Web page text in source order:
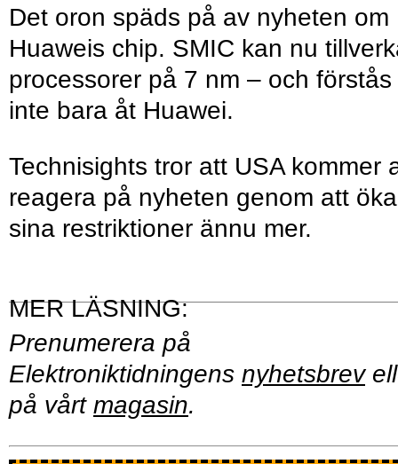
Det oron späds på av nyheten om
Huaweis chip. SMIC kan nu
processorer på 7 nm – och förstås
inte bara åt Huawei.
Technisights tror att USA kommer
reagera på nyheten genom att öka
sina restriktioner ännu mer.
Prenumerera på
Elektroniktidningens nyhetsbrev
på vårt magasin.